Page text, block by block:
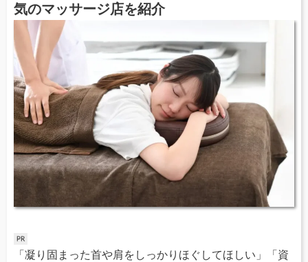
気のマッサージ店を紹介
「凝り固まった首や肩をしっかりほぐしてほしい」「資